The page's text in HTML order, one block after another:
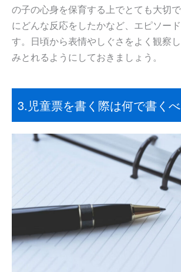
の子の心身を保育する上でとても大切
にどんな反応をしたかなど、エピソー
す。日頃から表情やしぐさをよく観察
みとれるようにしておきましょう。
3.児童票を書く際は何で書く